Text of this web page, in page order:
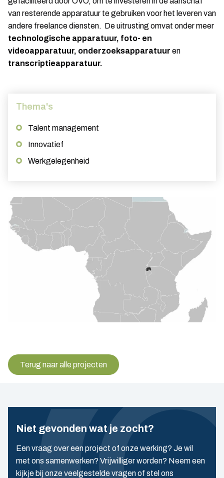
van resterende apparatuur te gebruiken voor het leveren van
andere freelance diensten. De uitrusting omvat onder meer
technologische apparatuur, foto- en
videoapparatuur, onderzoeksapparatuur en
transcriptieapparatuur.
Thema's
Talent management
Innovatief
Werkgelegenheid
Terug naar alle projecten
Niet gevonden wat je zocht?
Een vraag over een project of onze werking? Je wil
met ons samenwerken? Vrijwilliger worden? Neem een
kijkje bij onze veelgestelde vragen of stel ons